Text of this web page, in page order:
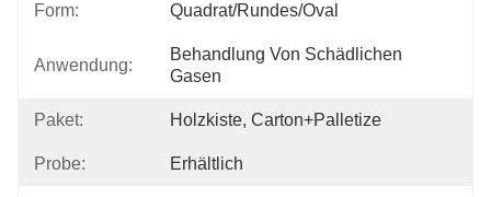
Form: Quadrat/rundes/Oval
Anwendung:
Behandlung Von Schädlichen
Gasen
Paket: Holzkiste, Carton+Palletize
Probe: Erhältlich